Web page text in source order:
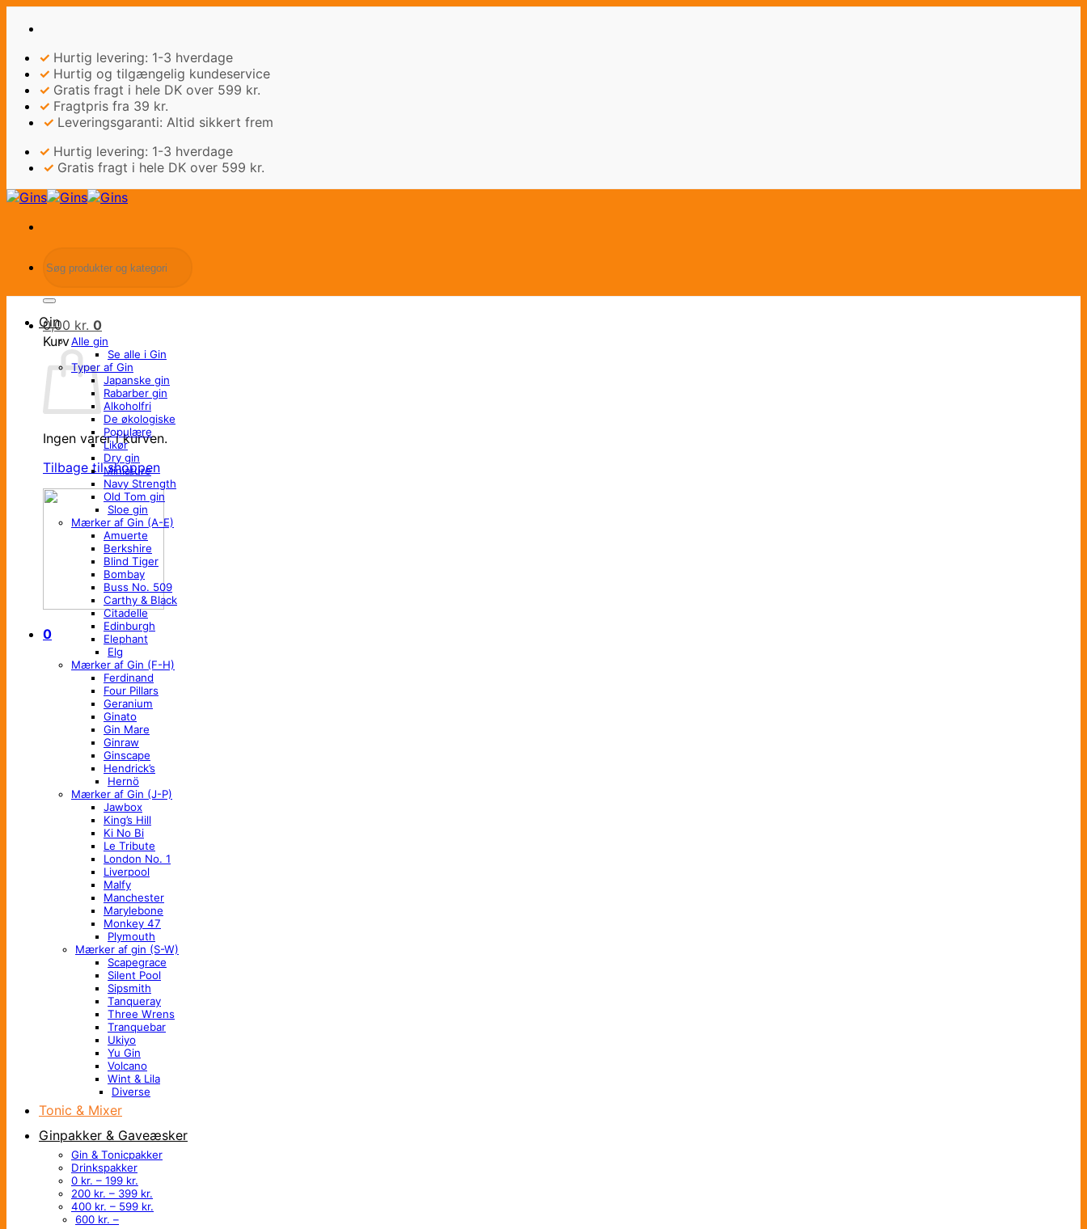
✓ Hurtig levering: 1-3 hverdage
✓ Hurtig og tilgængelig kundeservice
✓ Gratis fragt i hele DK over 599 kr.
✓ Fragtpris fra 39 kr.
✓ Leveringsgaranti: Altid sikkert frem
✓ Hurtig levering: 1-3 hverdage
✓ Gratis fragt i hele DK over 599 kr.
efter:
0,00 kr. 0
Kurv
Ingen varer i kurven.
Tilbage til shoppen
0
Gin
Alle gin
Se alle i Gin
Typer af Gin
Japanske gin
Rabarber gin
Alkoholfri
De økologiske
Populære
Likør
Dry gin
Miniature
Navy Strength
Old Tom gin
Sloe gin
Mærker af Gin (A-E)
Amuerte
Berkshire
Blind Tiger
Bombay
Buss No. 509
Carthy & Black
Citadelle
Edinburgh
Elephant
Elg
Mærker af Gin (F-H)
Ferdinand
Four Pillars
Geranium
Ginato
Gin Mare
Ginraw
Ginscape
Hendrick’s
Hernö
Mærker af Gin (J-P)
Jawbox
King’s Hill
Ki No Bi
Le Tribute
London No. 1
Liverpool
Malfy
Manchester
Marylebone
Monkey 47
Plymouth
Mærker af gin (S-W)
Scapegrace
Silent Pool
Sipsmith
Tanqueray
Three Wrens
Tranquebar
Ukiyo
Yu Gin
Volcano
Wint & Lila
Diverse
Tonic & Mixer
Ginpakker & Gaveæsker
Gin & Tonicpakker
Drinkspakker
0 kr. – 199 kr.
200 kr. – 399 kr.
400 kr. – 599 kr.
600 kr. –